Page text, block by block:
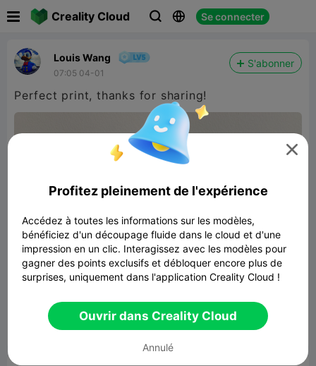
Creality Cloud   Se connecter
Louis Wang
07:05 04-01
S'abonner
Perfect print, thanks for sharing!
Soda Can Thermos


Profitez pleinement de l'expérience
Accédez à toutes les informations sur les modèles,
bénéficiez d'un découpage fluide dans le cloud et d'une
impression en un clic. Interagissez avec les modèles pour
gagner des points exclusifs et débloquer encore plus de
surprises, uniquement dans l'application Creality Cloud !
Ouvrir dans Creality Cloud
Annulé